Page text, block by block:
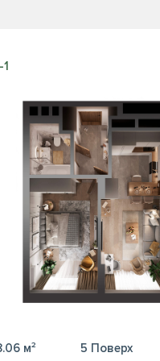
1
м² 5 Поверх